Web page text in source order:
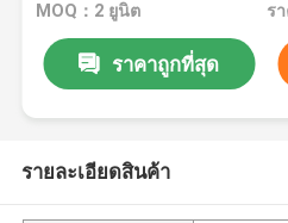
MOQ：2 ยูนิต
ราคาถูกที่สุด
รายละเอียดสินค้า